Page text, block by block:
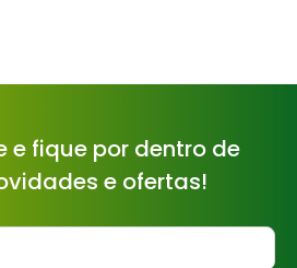
e fique por dentro de
e ofertas!